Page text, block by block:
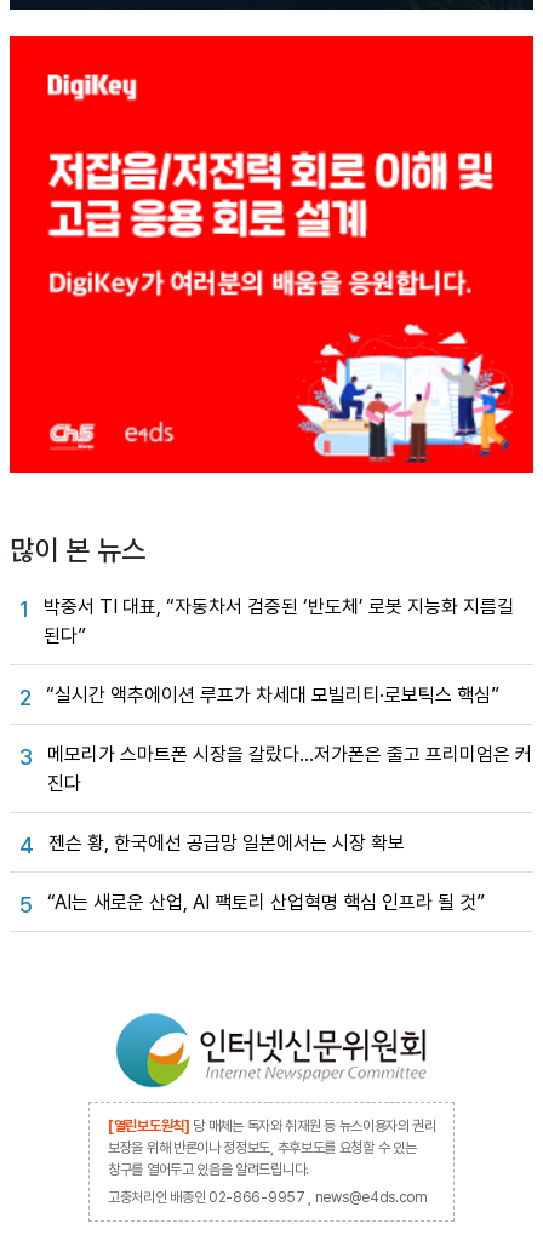
많이 본 뉴스
1
박중서 TI 대표, “자동차서 검증된 ‘반도체’ 로봇 지능화 지름길
된다”
2 “실시간 액추에이션 루프가 차세대 모빌리티·로보틱스 핵심”
3
메모리가 스마트폰 시장을 갈랐다…저가폰은 줄고 프리미엄은 커
진다
4 젠슨 황, 한국에선 공급망 일본에서는 시장 확보
5 “AI는 새로운 산업, AI 팩토리 산업혁명 핵심 인프라 될 것”
[열린보도원칙] 당 매체는 독자와 취재원 등 뉴스이용자의 권리
보장을 위해 반론이나 정정보도, 추후보도를 요청할 수 있는
창구를 열어두고 있음을 알려드립니다.
고충처리인 배종인 02-866-9957 , news@e4ds.com